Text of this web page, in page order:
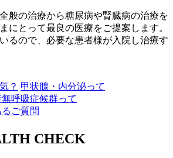
般の治療から糖尿病や腎臓病の治療を
にとって最良の医療をご提案します。
るので、必要な患者様が入院し治療す
？ 甲状腺・内分泌って
呼吸症候群って
ご質問
CHECK